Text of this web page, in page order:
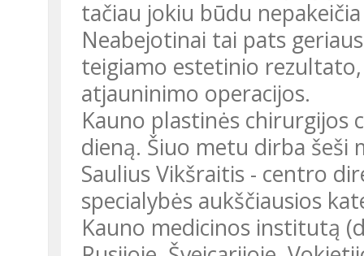
tačiau jokiu būdu
Neabejotinai tai pats
teigiamo estetinio
atjauninimo operacijos.
Kauno plastinės chirurgijos
dieną. Šiuo metu dirba šeši
Saulius Vikšraitis - centro
specialybės aukščiausios
Kauno medicinos institutą